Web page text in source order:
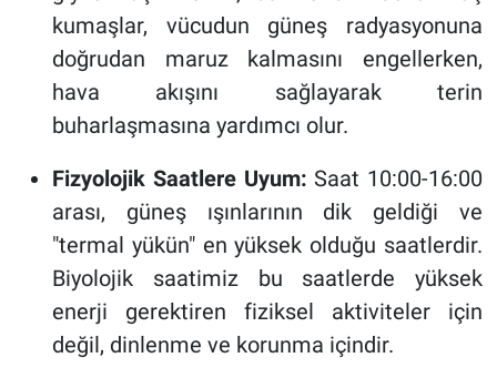
kumaşlar, vücudun güneş radyasyonuna
doğrudan maruz kalmasını engellerken,
hava akışını sağlayarak terin
buharlaşmasına yardımcı olur.
Fizyolojik Saatlere Uyum: Saat 10:00-16:00
arası, güneş ışınlarının dik geldiği ve
"termal yükün" en yüksek olduğu saatlerdir.
Biyolojik saatimiz bu saatlerde yüksek
enerji gerektiren fiziksel aktiviteler için
değil, dinlenme ve korunma içindir.